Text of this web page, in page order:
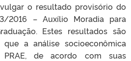
o resultado provisório do
2016 – Auxílio Moradia para
Estes resultados são
a análise socioeconômica
de acordo com suas